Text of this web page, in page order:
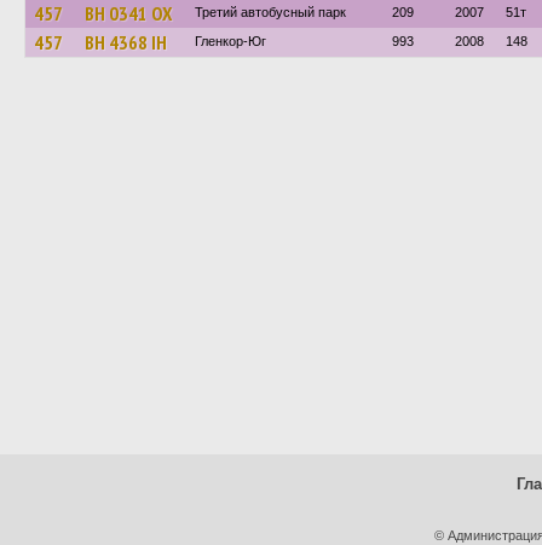
457 BH 0341 OX Третий автобусный парк 209 2007 51т
457 BH 4368 IH Гленкор-Юг 993 2008 148
©